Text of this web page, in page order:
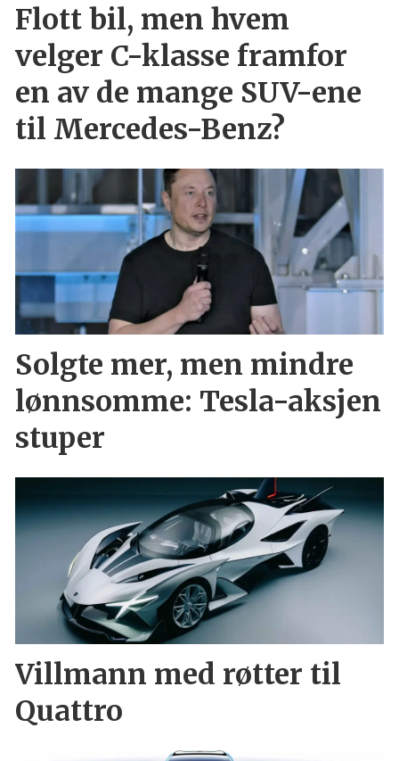
Flott bil, men hvem
velger C-klasse framfor
en av de mange SUV-ene
til Mercedes-Benz?
Solgte mer, men mindre
lønnsomme: Tesla-aksjen
stuper
Villmann med røtter til
Quattro